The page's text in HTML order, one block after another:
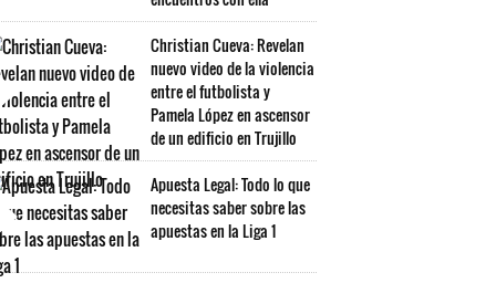
Christian Cueva: Revelan
nuevo video de la violencia
entre el futbolista y
Pamela López en ascensor
de un edificio en Trujillo
Apuesta Legal: Todo lo que
necesitas saber sobre las
apuestas en la Liga 1